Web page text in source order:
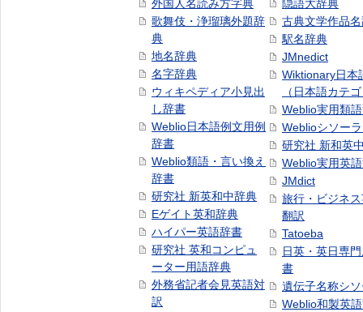
外国人名読み方字典
歌舞伎・浄瑠璃外題辞
典
地名辞典
名字辞典
ウィキペディア小見出
し辞書
Weblio日本語例文用例
辞書
Weblio類語・言い換え
辞書
研究社 新英和中辞典
Eゲイト英和辞典
ハイパー英語辞書
研究社 英和コンピュ
ーター用語辞典
外務省記者会見英語対
訳
隠語大辞典
古典文学作品
駅名辞典
JMnedict
Wiktionary日本
（日本語カテ
Weblio実用類
Weblioシソー
研究社 新和英
Weblio実用英
JMdict
旅行・ビジネ
翻訳
Tatoeba
日英・英日専
書
遺伝子名称シ
Weblio和製英